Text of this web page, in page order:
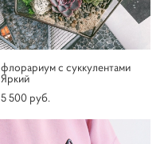
флорариум с суккулентами
Яркий
5 500 pуб.